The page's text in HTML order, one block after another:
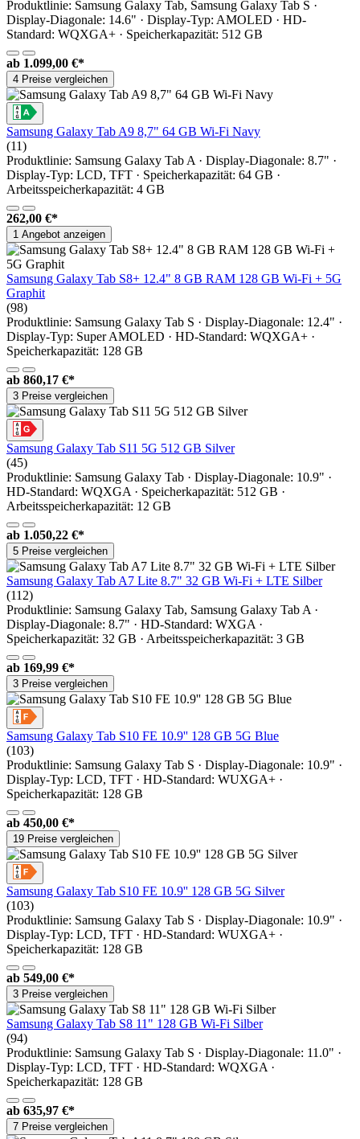
Produktlinie: Samsung Galaxy Tab, Samsung Galaxy Tab S ·
Display-Diagonale: 14.6" · Display-Typ: AMOLED · HD-
Standard: WQXGA+ · Speicherkapazität: 512 GB
ab 1.099,00 €*
4 Preise vergleichen
Samsung Galaxy Tab A9 8,7" 64 GB Wi-Fi Navy
(11)
Produktlinie: Samsung Galaxy Tab A · Display-Diagonale: 8.7" ·
Display-Typ: LCD, TFT · Speicherkapazität: 64 GB ·
Arbeitsspeicherkapazität: 4 GB
262,00 €*
1 Angebot anzeigen
Samsung Galaxy Tab S8+ 12.4" 8 GB RAM 128 GB Wi-Fi + 5G
Graphit
(98)
Produktlinie: Samsung Galaxy Tab S · Display-Diagonale: 12.4" ·
Display-Typ: Super AMOLED · HD-Standard: WQXGA+ ·
Speicherkapazität: 128 GB
ab 860,17 €*
3 Preise vergleichen
Samsung Galaxy Tab S11 5G 512 GB Silver
(45)
Produktlinie: Samsung Galaxy Tab · Display-Diagonale: 10.9" ·
HD-Standard: WQXGA · Speicherkapazität: 512 GB ·
Arbeitsspeicherkapazität: 12 GB
ab 1.050,22 €*
5 Preise vergleichen
Samsung Galaxy Tab A7 Lite 8.7" 32 GB Wi-Fi + LTE Silber
(112)
Produktlinie: Samsung Galaxy Tab, Samsung Galaxy Tab A ·
Display-Diagonale: 8.7" · HD-Standard: WXGA ·
Speicherkapazität: 32 GB · Arbeitsspeicherkapazität: 3 GB
ab 169,99 €*
3 Preise vergleichen
Samsung Galaxy Tab S10 FE 10.9'' 128 GB 5G Blue
(103)
Produktlinie: Samsung Galaxy Tab S · Display-Diagonale: 10.9" ·
Display-Typ: LCD, TFT · HD-Standard: WUXGA+ ·
Speicherkapazität: 128 GB
ab 450,00 €*
19 Preise vergleichen
Samsung Galaxy Tab S10 FE 10.9'' 128 GB 5G Silver
(103)
Produktlinie: Samsung Galaxy Tab S · Display-Diagonale: 10.9" ·
Display-Typ: LCD, TFT · HD-Standard: WUXGA+ ·
Speicherkapazität: 128 GB
ab 549,00 €*
3 Preise vergleichen
Samsung Galaxy Tab S8 11" 128 GB Wi-Fi Silber
(94)
Produktlinie: Samsung Galaxy Tab S · Display-Diagonale: 11.0" ·
Display-Typ: LCD, TFT · HD-Standard: WQXGA ·
Speicherkapazität: 128 GB
ab 635,97 €*
7 Preise vergleichen